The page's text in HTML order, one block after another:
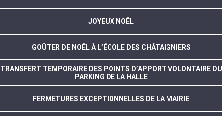
JOYEUX NOËL
GOÛTER DE NOËL À L’ÉCOLE DES CHÂTAIGNIERS
TRANSFERT TEMPORAIRE DES POINTS D’APPORT VOLONTAIRE DU
PARKING DE LA HALLE
FERMETURES EXCEPTIONNELLES DE LA MAIRIE